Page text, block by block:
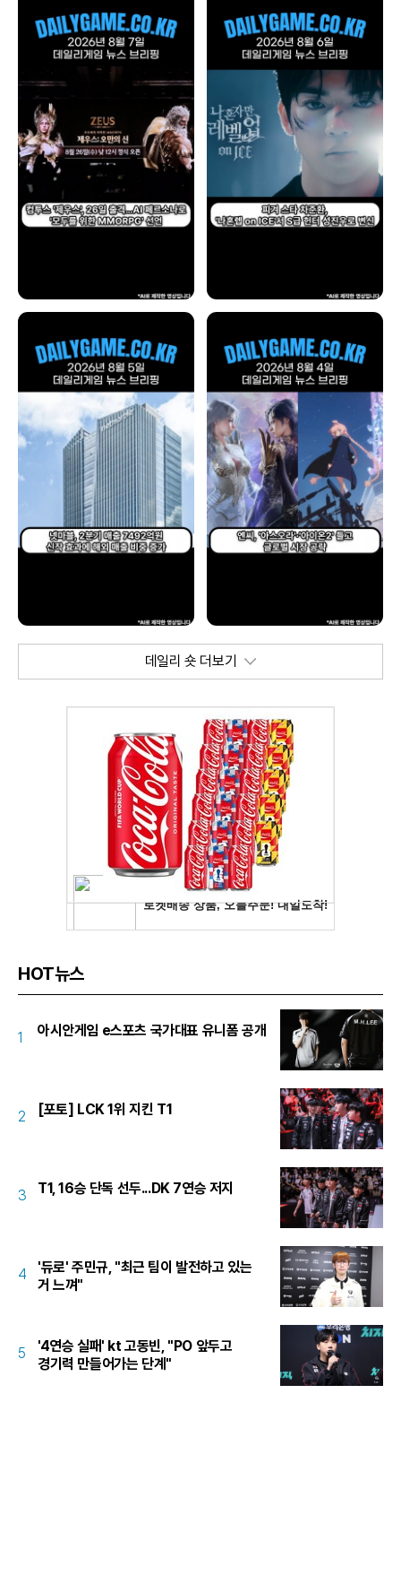
데일리 숏 더보기
HOT뉴스
1 아시안게임 e스포츠 국가대표 유니폼 공개
2 [포토] LCK 1위 지킨 T1
3 T1, 16승 단독 선두...DK 7연승 저지
4
'듀로' 주민규, "최근 팀이 발전하고 있는
거 느껴"
5
'4연승 실패' kt 고동빈, "PO 앞두고
경기력 만들어가는 단계"